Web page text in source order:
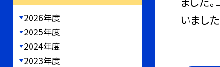
いました
2026年度
2025年度
2024年度
2023年度